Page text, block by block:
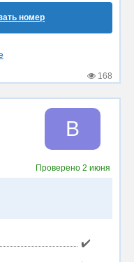
номер
168
В
Проверено 2 июня
✔️